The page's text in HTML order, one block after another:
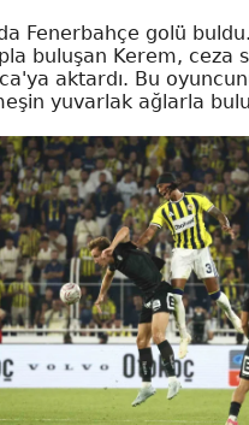
Fenerbahçe golü
buluşan Kerem, ceza
aktardı. Bu
yuvarlak ağlarla